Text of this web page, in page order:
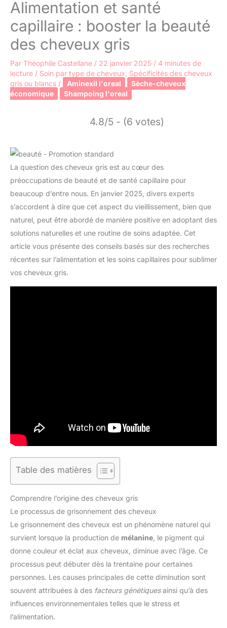
Alimentation et santé
capillaire : booster la beauté
des cheveux gris
Par Théophile Castellane / 22 janvier 2025 / 4 minutes de
lecture / Soin par type de cheveux Spécificités des cheveux
gris ou blancs / Aminexil l'oreal
Sèche-cheveux
économique
Shampoing l'oreal
4.8/5 - (6 votes)
La question des cheveux gris est au cœur des
préoccupations de beauté et de santé capillaire pour
beaucoup d’entre nous. En janvier 2025, divers experts
s’accordent à dire que cet aspect du vieillissement, bien que
naturel, peut être abordé de manière positive en adoptant des
solutions naturelles et une routine de soins adaptée. Cet
article vous présente des conseils basés sur des recherches
récentes sur l’alimentation et les soins capillaires pour sublimer
vos cheveux gris.
Table des matières
Comprendre l’origine des cheveux gris
Le processus de grisonnement des cheveux
Le grisonnement des cheveux est un phénomène naturel qui
survient lorsque la production de mélanine , le pigment qui
donne couleur et éclat aux cheveux, diminue avec l’âge. Ce
processus peut débuter dès la trentaine pour certaines
personnes. Les causes principales de cette diminution sont
souvent attribuées à des facteurs génétiquesainsi qu’à des
influences environnementales telles que le stress et
l’alimentation.